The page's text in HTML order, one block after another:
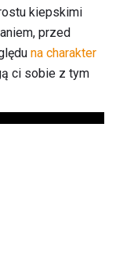
kiepskimi
przed
na charakter
ci sobie z tym